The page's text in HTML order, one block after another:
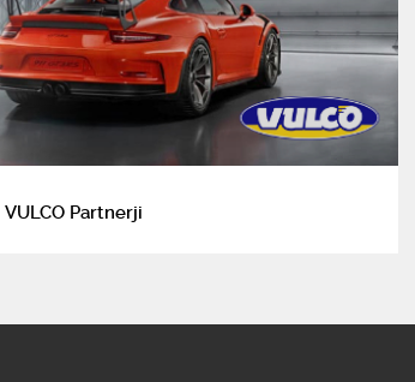
VULCO Partnerji